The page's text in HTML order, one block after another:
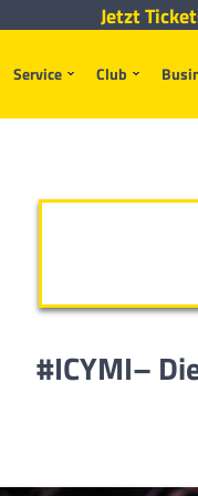
Service Club
Jetzt
#ICYMI–